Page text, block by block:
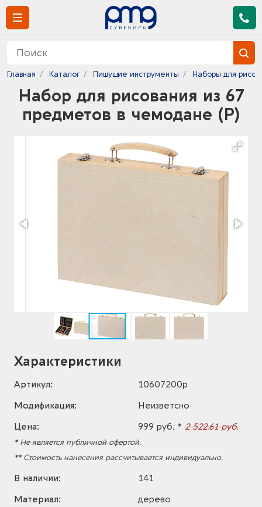
Главная Каталог Пишущие инструменты Наборы для
Набор для рисования из 67
предметов в чемодане (Р)
Характеристики
Артикул:
10607200p
Модификация:
Неизветсно
Цена:
999 руб. * 2 522.61 руб.
* Не является публичной офертой.
** Стоимость нанесения рассчитывается индивидуально.
В наличии:
141
Материал:
дерево